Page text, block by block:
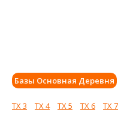
Базы Основная Деревня
ТХ 3 ТХ 4 ТХ 5 ТХ 6 ТХ 7